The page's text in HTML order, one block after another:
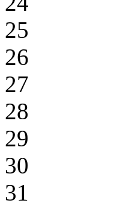
25
26
27
28
29
30
31